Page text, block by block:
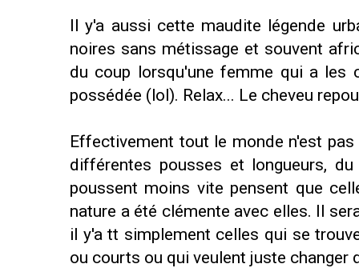
Il y'a aussi cette maudite légende
noires sans métissage et souvent
du coup lorsqu'une femme qui a les
possédée (lol). Relax... Le cheveu
Effectivement tout le monde n'est
différentes pousses et longueurs,
poussent moins vite pensent que
nature a été clémente avec elles. Il
il y'a tt simplement celles qui se
ou courts ou qui veulent juste changer